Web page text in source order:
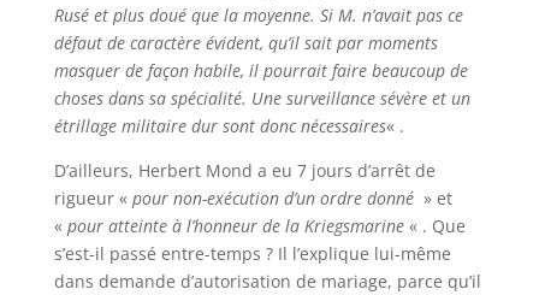
Rusé et plus doué que la moyenne. Si M. n’avait pas ce
défaut de caractère évident, qu’il sait par moments
masquer de façon habile, il pourrait faire beaucoup de
choses dans sa spécialité. Une surveillance sévère et un
étrillage militaire dur sont donc nécessaires« .
D’ailleurs, Herbert Mond a eu 7 jours d’arrêt de
rigueur « pour non-exécution d’un ordre donné» et
« pour atteinte à l’honneur de la Kriegsmarine« . Que
s’est-il passé entre-temps ? Il l’explique lui-même
dans demande d’autorisation de mariage, parce qu’il